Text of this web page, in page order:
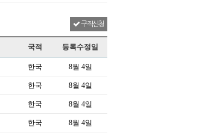
구직신청
국적 등록수정일
한국 8월 4일
한국 8월 4일
한국 8월 4일
한국 8월 4일